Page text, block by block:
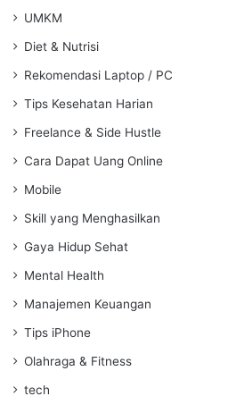
UMKM
Diet & Nutrisi
Rekomendasi Laptop / PC
Tips Kesehatan Harian
Freelance & Side Hustle
Cara Dapat Uang Online
Mobile
Skill yang Menghasilkan
Gaya Hidup Sehat
Mental Health
Manajemen Keuangan
Tips iPhone
Olahraga & Fitness
tech